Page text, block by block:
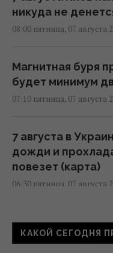
никуда не
08:00 пятница, 07 августа
Магнитная буря
будет минимум
07:10 пятница, 07 августа
7 августа в
дожди и
повезет (карта)
06:30 пятница, 07 августа
7 августа
синоптики
КАКОЙ СЕГОДНЯ